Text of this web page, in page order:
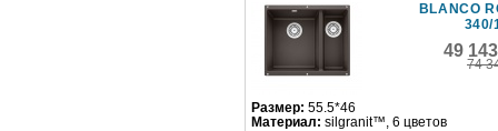
BLANCO
340/
49
74
Размер: 55.5*46
Материал: silgranit™, 6 цветов